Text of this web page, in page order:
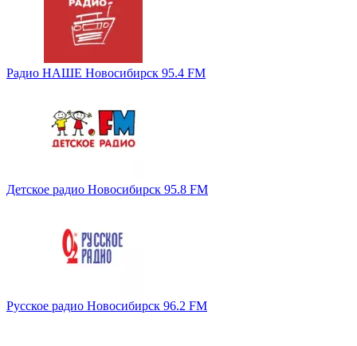
Радио НАШЕ Новосибирск 95.4 FM
Детское радио Новосибирск 95.8 FM
Русское радио Новосибирск 96.2 FM